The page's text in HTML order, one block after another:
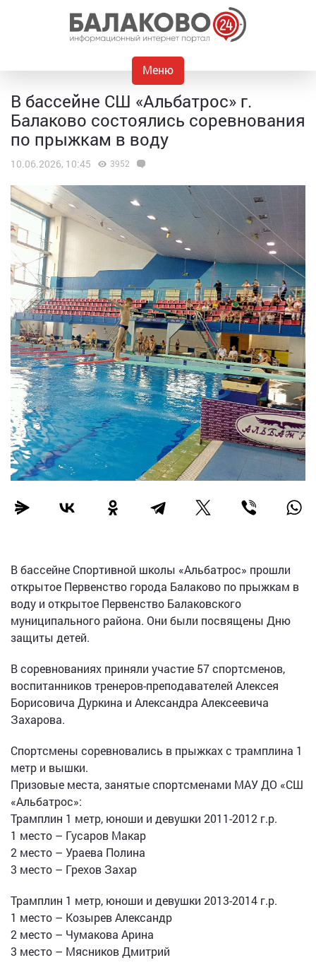
Меню
В бассейне СШ «Альбатрос» г.
Балаково состоялись соревнования
по прыжкам в воду
10.06.2026, 10:45 3952
В бассейне Спортивной школы «Альбатрос» прошли
открытое Первенство города Балаково по прыжкам в
воду и открытое Первенство Балаковского
муниципального района. Они были посвящены Дню
защиты детей.
В соревнованиях приняли участие 57 спортсменов,
воспитанников тренеров-преподавателей Алексея
Борисовича Дуркина и Александра Алексеевича
Захарова.
Спортсмены соревновались в прыжках с трамплина 1
метр и вышки.
Призовые места, занятые спортсменами МАУ ДО «СШ
«Альбатрос»:
Трамплин 1 метр, юноши и девушки 2011-2012 г.р.
1 место – Гусаров Макар
2 место – Ураева Полина
3 место – Грехов Захар
Трамплин 1 метр, юноши и девушки 2013-2014 г.р.
1 место – Козырев Александр
2 место – Чумакова Арина
3 место – Мясников Дмитрий